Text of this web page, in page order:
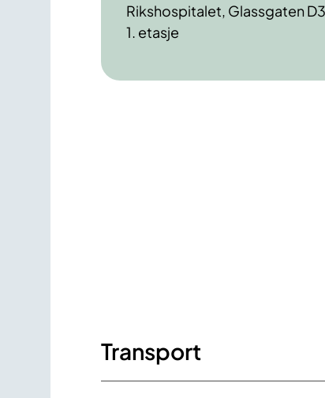
Rikshospitalet, Glassgaten
1. etasje
Transport